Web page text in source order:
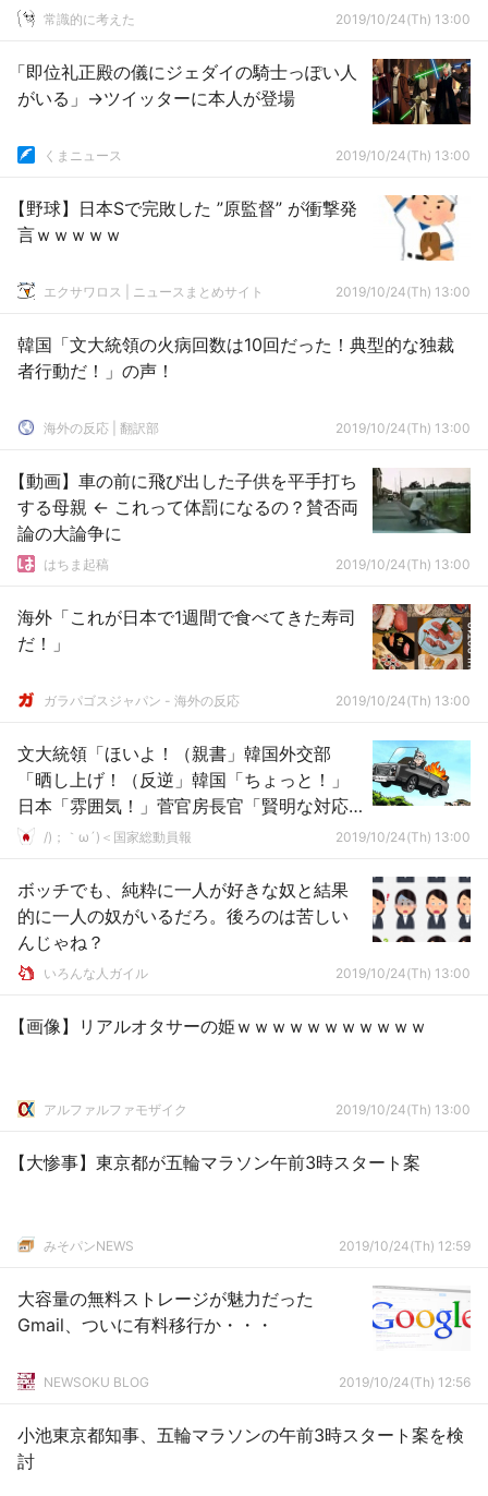
常識的に考えた 2019/10/24(Th) 13:00
「即位礼正殿の儀にジェダイの騎士っぽい人
がいる」→ツイッターに本人が登場
くまニュース 2019/10/24(Th) 13:00
【野球】日本Sで完敗した ”原監督” が衝撃発
言ｗｗｗｗｗ
エクサワロス | ニュースまとめサイト 2019/10/24(Th) 13:00
韓国「文大統領の火病回数は10回だった！典型的な独裁
者行動だ！」の声！
海外の反応 | 翻訳部 2019/10/24(Th) 13:00
【動画】車の前に飛び出した子供を平手打ち
する母親 ← これって体罰になるの？賛否両
論の大論争に
はちま起稿 2019/10/24(Th) 13:00
海外「これが日本で1週間で食べてきた寿司
だ！」
ガラパゴスジャパン - 海外の反応 2019/10/24(Th) 13:00
文大統領「ほいよ！（親書」韓国外交部
「晒し上げ！（反逆」韓国「ちょっと！」
日本「雰囲気！」菅官房長官「賢明な対応
して。」→
/)；｀ω´)＜国家総動員報 2019/10/24(Th) 13:00
ボッチでも、純粋に一人が好きな奴と結果
的に一人の奴がいるだろ。後ろのは苦しい
んじゃね？
いろんな人ガイル 2019/10/24(Th) 13:00
【画像】リアルオタサーの姫ｗｗｗｗｗｗｗｗｗｗｗ
アルファルファモザイク 2019/10/24(Th) 13:00
【大惨事】東京都が五輪マラソン午前3時スタート案
みそパンNEWS 2019/10/24(Th) 12:59
大容量の無料ストレージが魅力だった
Gmail、ついに有料移行か・・・
NEWSOKU BLOG 2019/10/24(Th) 12:56
小池東京都知事、五輪マラソンの午前3時スタート案を検
討